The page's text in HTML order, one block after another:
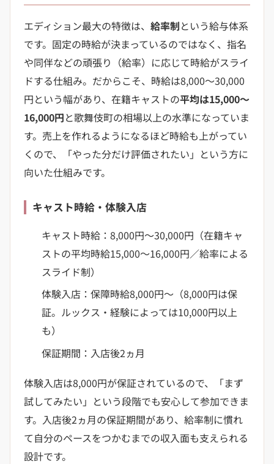
エディション最大の特徴は、給率制という給与体系
です。固定の時給が決まっているのではなく、指名
や同伴などの頑張り（給率）に応じて時給がスライ
ドする仕組み。だからこそ、時給は8,000〜30,000
円という幅があり、在籍キャストの平均は15,000〜
16,000円と歌舞伎町の相場以上の水準になっていま
す。売上を作れるようになるほど時給も上がってい
くので、「やった分だけ評価されたい」という方に
向いた仕組みです。
キャスト時給・体験入店
キャスト時給：8,000円〜30,000円（在籍キャ
ストの平均時給15,000〜16,000円／給率による
スライド制）
体験入店：保障時給8,000円〜（8,000円は保
証。ルックス・経験によっては10,000円以上
も）
保証期間：入店後2ヵ月
体験入店は8,000円が保証されているので、「まず
試してみたい」という段階でも安心して参加できま
す。入店後2ヵ月の保証期間があり、給率制に慣れ
て自分のペースをつかむまでの収入面も支えられる
設計です。